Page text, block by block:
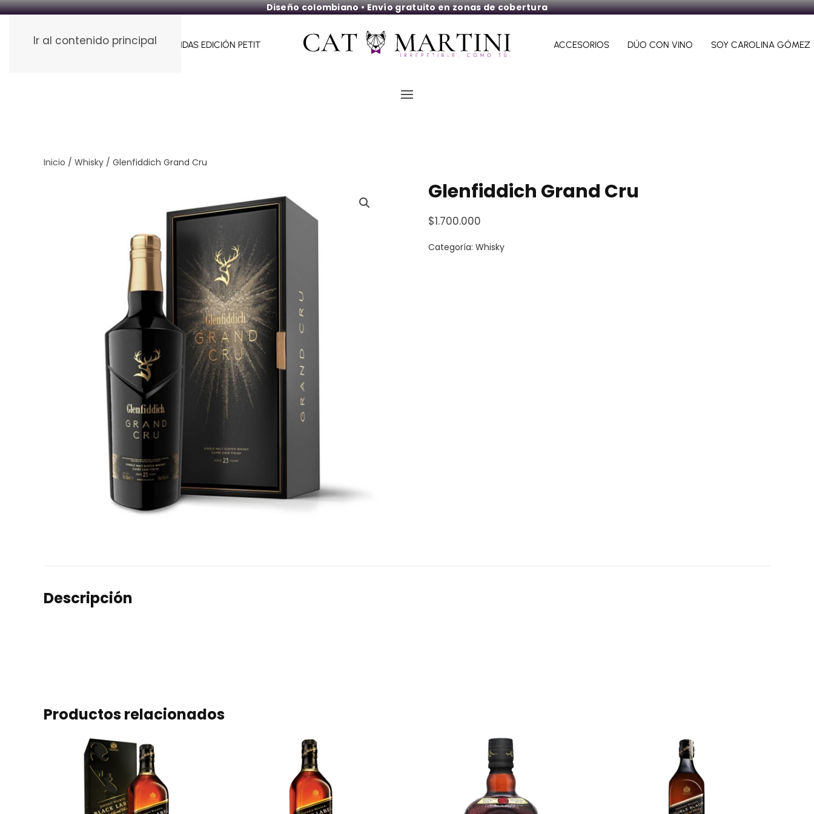
Diseño colombiano • Envío gratuito en zonas de cobertura
Ir al contenido principal
HOME FUNDAS PARA VINOS FUNDAS EDICIÓN PETIT ACCESORIOS DÚO CON VINO SOY CAROLINA GÓMEZ
Inicio / Whisky / Glenfiddich Grand Cru
Glenfiddich Grand Cru
$1.700.000
Categoría: Whisky
Descripción
Productos relacionados